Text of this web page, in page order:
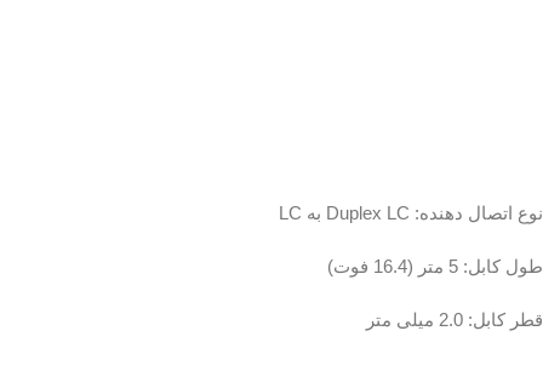
نوع اتصال دهنده: Duplex LC به LC
طول کابل: 5 متر (16.4 فوت)
قطر کابل: 2.0 میلی متر